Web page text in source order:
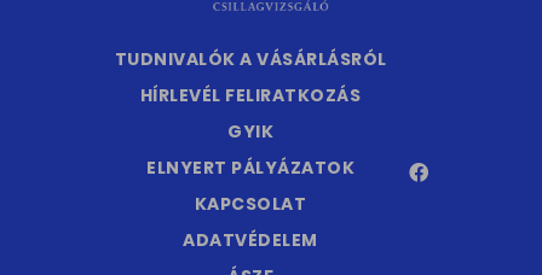
TUDNIVALÓK A VÁSÁRLÁSRÓL
HÍRLEVÉL FELIRATKOZÁS
GYIK
ELNYERT PÁLYÁZATOK
KAPCSOLAT
ADATVÉDELEM